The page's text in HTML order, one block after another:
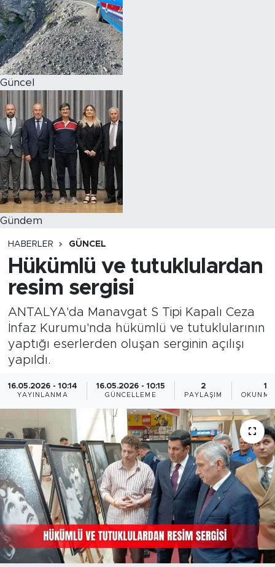
Güncel
Gündem
HABERLER GÜNCEL
Hükümlü ve tutuklulardan
resim sergisi
ANTALYA'da Manavgat S Tipi Kapalı Ceza
İnfaz Kurumu'nda hükümlü ve tutuklularının
yaptığı eserlerden oluşan serginin açılışı
yapıldı.
16.05.2026 - 10:14
YAYINLANMA
16.05.2026 - 10:15
GÜNCELLEME
2
PAYLAŞIM
1
Magazin
Özel Haber
Politika
Resmi İlanlar
Sağlık
Spor
Turizm